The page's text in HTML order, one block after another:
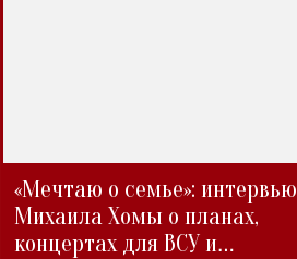
«Мечтаю о семье»: интервью
Михаила Хомы о планах,
концертах для ВСУ и